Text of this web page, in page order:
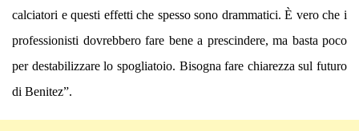
calciatori e questi effetti che spesso sono drammatici. È vero che i
professionisti dovrebbero fare bene a prescindere, ma basta poco
per destabilizzare lo spogliatoio. Bisogna fare chiarezza sul futuro
di Benitez”.